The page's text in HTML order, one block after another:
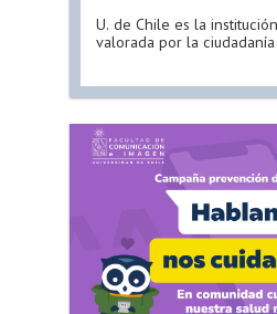
U. de Chile es la
valorada por la ciudadanía